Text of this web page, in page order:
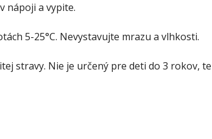
nápoji a vypite.
5-25°C. Nevystavujte mrazu a vlhkosti.
stravy. Nie je určený pre deti do 3 rokov,